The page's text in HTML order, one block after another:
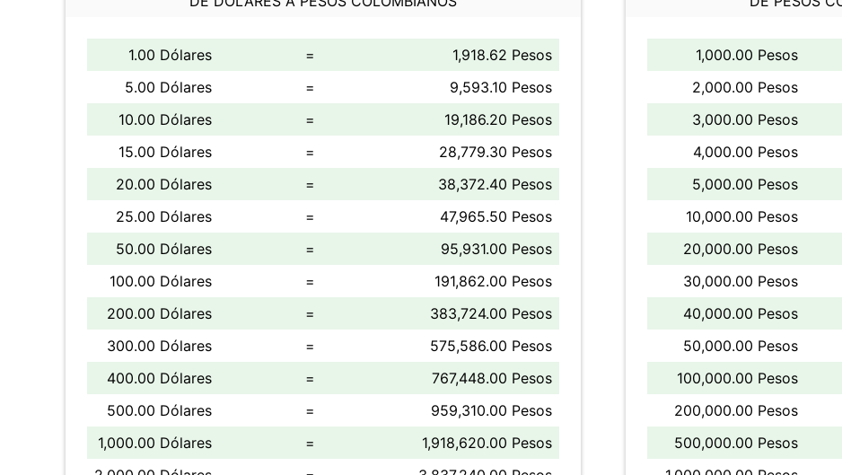
1.00 Dólares =
1,918.62 Pesos
5.00 Dólares
=
9,593.10 Pesos
10.00 Dólares
=
19,186.20 Pesos
15.00 Dólares
=
28,779.30 Pesos
20.00 Dólares
=
38,372.40 Pesos
25.00 Dólares
=
47,965.50 Pesos
50.00 Dólares
=
95,931.00 Pesos
100.00 Dólares
=
191,862.00 Pesos
200.00 Dólares
=
383,724.00 Pesos
300.00 Dólares
=
575,586.00 Pesos
400.00 Dólares
=
767,448.00 Pesos
500.00 Dólares
=
959,310.00 Pesos
1,000.00 Dólares
=
1,918,620.00 Pesos
1,000.00 Pesos
2,000.00 Pesos
3,000.00 Pesos
4,000.00 Pesos
5,000.00 Pesos
10,000.00 Pesos
20,000.00 Pesos
30,000.00 Pesos
40,000.00 Pesos
50,000.00 Pesos
100,000.00 Pesos
200,000.00 Pesos
500,000.00 Pesos